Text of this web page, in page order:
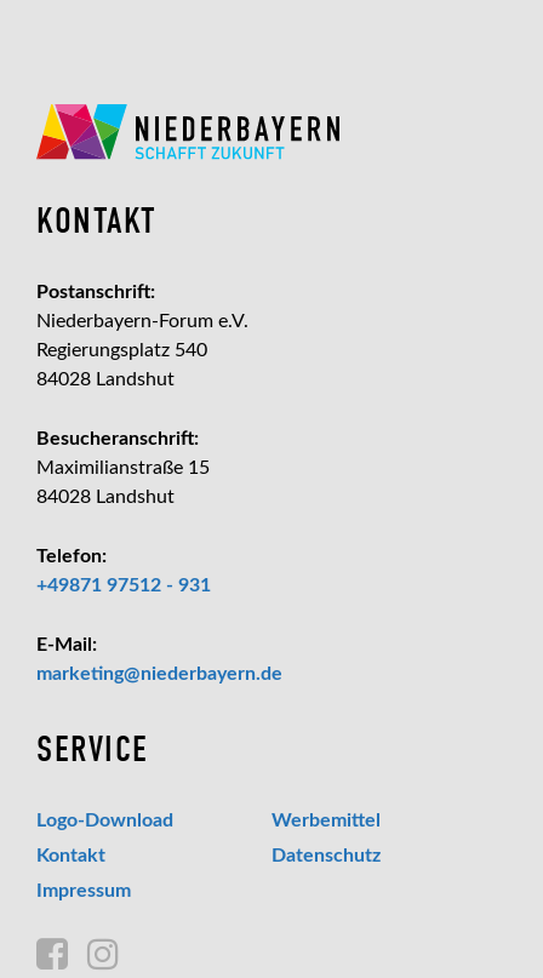
KONTAKT
Postanschrift:
Niederbayern-Forum e.V.
Regierungsplatz 540
84028 Landshut
Besucheranschrift:
Maximilianstraße 15
84028 Landshut
Telefon:
+49871 97512 - 931
E-Mail:
marketing
_at_
niederbayern.de
SERVICE
Logo-Download
Werbemittel
Kontakt
Datenschutz
Impressum